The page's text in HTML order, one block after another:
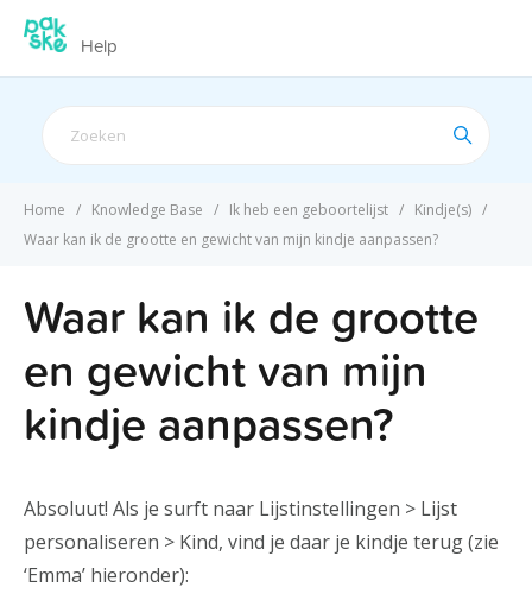
Help
Home Knowledge Base Ik heb een geboortelijst
Kindje(s)
Waar kan ik de grootte en gewicht van mijn kindje aanpassen?
Waar kan ik de grootte
en gewicht van mijn
kindje aanpassen?
Absoluut! Als je surft naar Lijstinstellingen > Lijst
personaliseren > Kind, vind je daar je kindje terug (zie
‘Emma’ hieronder):